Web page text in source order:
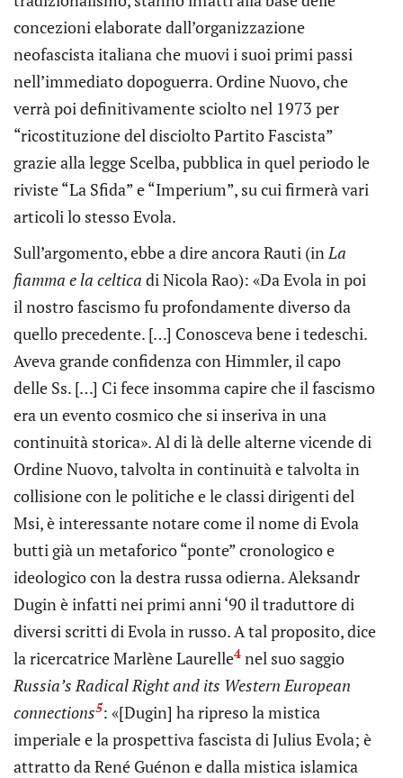
concezioni elaborate dall’organizzazione
neofascista italiana che muovi i suoi primi passi
nell’immediato dopoguerra. Ordine Nuovo, che
verrà poi definitivamente sciolto nel 1973 per
“ricostituzione del disciolto Partito Fascista”
grazie alla legge Scelba, pubblica in quel periodo le
riviste “La Sfida” e “Imperium”, su cui firmerà vari
articoli lo stesso Evola.
Sull’argomento, ebbe a dire ancora Rauti (inLa
fiamma e la celtica di Nicola Rao): «Da Evola in poi
il nostro fascismo fu profondamente diverso da
quello precedente. […] Conosceva bene i tedeschi.
Aveva grande confidenza con Himmler, il capo
delle Ss. […] Ci fece insomma capire che il fascismo
era un evento cosmico che si inseriva in una
continuità storica». Al di là delle alterne vicende di
Ordine Nuovo, talvolta in continuità e talvolta in
collisione con le politiche e le classi dirigenti del
Msi, è interessante notare come il nome di Evola
butti già un metaforico “ponte” cronologico e
ideologico con la destra russa odierna. Aleksandr
Dugin è infatti nei primi anni ‘90 il traduttore di
diversi scritti di Evola in russo. A tal proposito, dice
la ricercatrice Marlène Laurelle4 nel suo saggio
Russia’s Radical Right and its Western European
connections5: «[Dugin] ha ripreso la mistica
imperiale e la prospettiva fascista di Julius Evola; è
attratto da René Guénon e dalla mistica islamica